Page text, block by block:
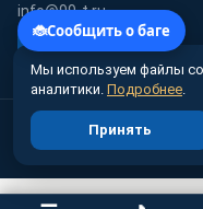
info@99-t.ru
WhatsApp
© 2010–2026 99-t.ru ·
оборудования по России
Мы используем файлы
аналитики. Подробнее.
Принять